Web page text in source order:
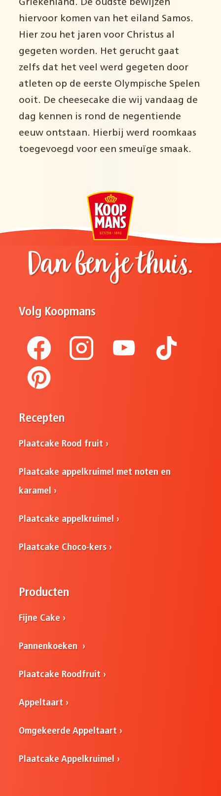
Griekenland. De oudste bewijzen
hiervoor komen van het eiland Samos.
Hier zou het jaren voor Christus al
gegeten worden. Het gerucht gaat
zelfs dat het veel werd gegeten door
atleten op de eerste Olympische Spelen
ooit. De cheesecake die wij vandaag de
dag kennen is rond de negentiende
eeuw ontstaan. Hierbij werd roomkaas
toegevoegd voor een smeuïge smaak.
Dan ben je thuis.
Volg Koopmans
Recepten
Plaatcake Rood fruit
Plaatcake appelkruimel met noten en
karamel
Plaatcake appelkruimel
Plaatcake Choco-kers
Producten
Fijne Cake
Pannenkoeken
Plaatcake Roodfruit
Appeltaart
Omgekeerde Appeltaart
Plaatcake Appelkruimel